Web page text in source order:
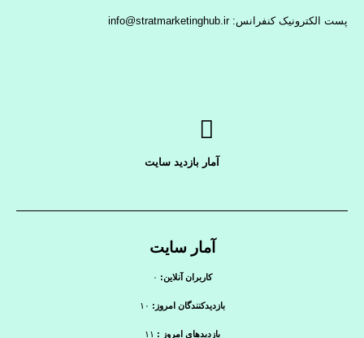
پست الکترونیک کنفرانس: info@stratmarketinghub.ir
آمار بازدید سایت
آمار سایت
کاربران آنلاین: ۰
بازدیدکنندگان امروز:
بازدیدهای امروز :